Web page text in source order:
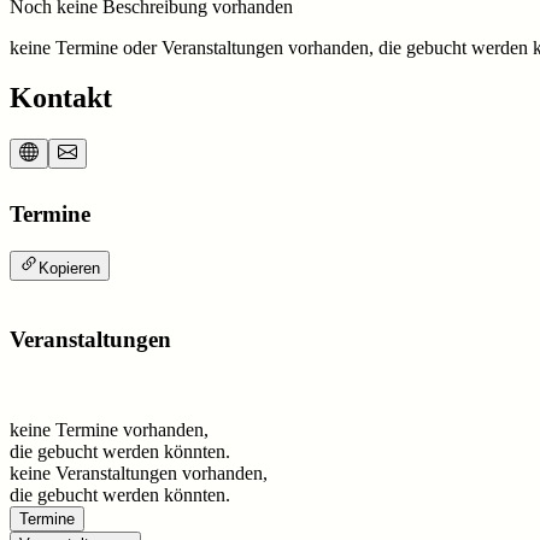
Noch keine Beschreibung vorhanden
keine Termine oder Veranstaltungen vorhanden, die gebucht werden
Kontakt
Termine
Kopieren
Veranstaltungen
keine Termine vorhanden,
die gebucht werden könnten.
keine Veranstaltungen vorhanden,
die gebucht werden könnten.
Termine